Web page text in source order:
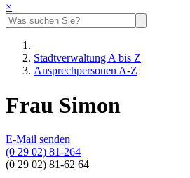
×
Stadtverwaltung A bis Z
Ansprechpersonen A-Z
Frau Simon
E-Mail senden
(0 29 02) 81-264
(0 29 02) 81-62 64